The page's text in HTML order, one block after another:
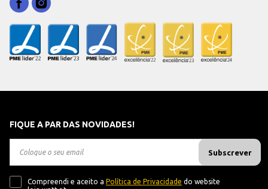
FIQUE A PAR DAS NOVIDADES!
Subscrever
Compreendi e aceito a Política de Privacidade do website